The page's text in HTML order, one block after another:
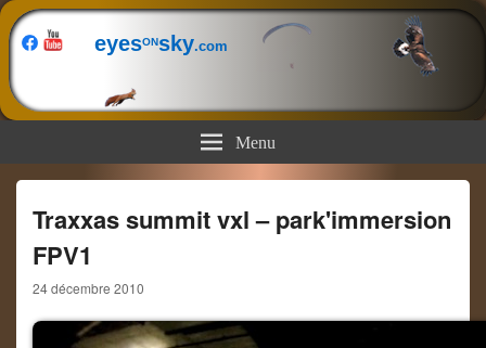
eyesONsky.com
Menu
Traxxas summit vxl – park'immersion
FPV1
24 décembre 2010